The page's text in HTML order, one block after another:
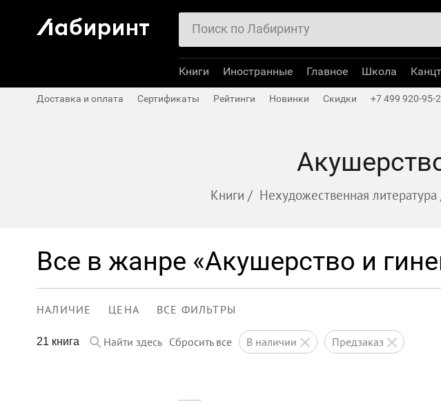
Книги / Нехудожественная литература
Все в жанре «Акушерство и
НАЛИЧИЕ ЦЕНА ВСЕ ФИЛЬТРЫ
21 книга Найти здесь Сбросить все в наличии предзаказ
Книги Иностранные Главное Школа
Доставка и оплата Сертификаты Рейтинги Новинки Скидки +7 499 920-95-